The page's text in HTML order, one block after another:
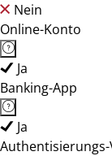
Nein
Online-Konto
Ja
Banking-App
Ja